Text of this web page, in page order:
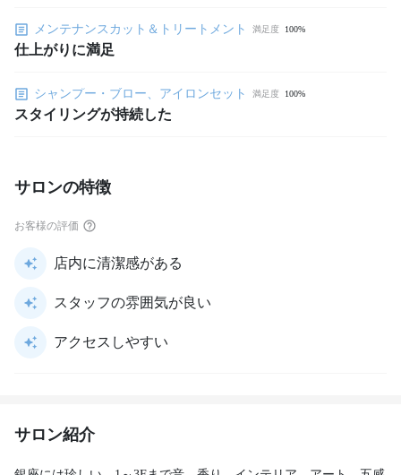
メンテナンスカット＆トリートメント 満足度 100%
仕上がりに満足
シャンプー・ブロー、アイロンセット 満足度 100%
スタイリングが持続した
サロンの特徴
お客様の評価
店内に清潔感がある
スタッフの雰囲気が良い
アクセスしやすい
サロン紹介